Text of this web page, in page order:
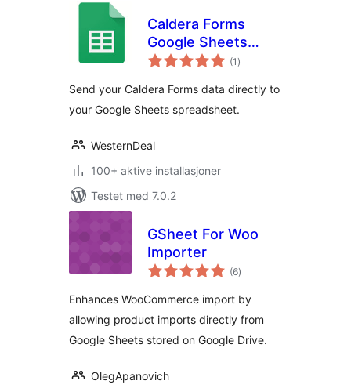
Caldera Forms
Google Sheets
Connector
(1 totale
vurderinger
)
Send your Caldera Forms data directly to
your Google Sheets spreadsheet.
WesternDeal
100+ aktive installasjoner
Testet med 7.0.2
GSheet For Woo
Importer
(6totale
vurderinger
)
Enhances WooCommerce import by
allowing product imports directly from
Google Sheets stored on Google Drive.
OlegApanovich